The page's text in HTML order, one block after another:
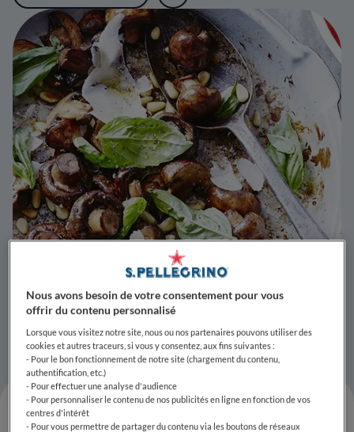
Nous avons besoin de votre consentement pour vous
offrir du contenu personnalisé
Lorsque vous visitez notre site, nous ou nos partenaires pouvons utiliser des
cookies et autres traceurs, si vous y consentez, aux fins suivantes :
- Pour le bon fonctionnement de notre site (chargement du contenu,
authentification, etc.)
- Pour effectuer une analyse d'audience
- Pour personnaliser le contenu de nos publicités en ligne en fonction de vos
centres d'intérêt
- Pour vous permettre de partager du contenu via les boutons de réseaux